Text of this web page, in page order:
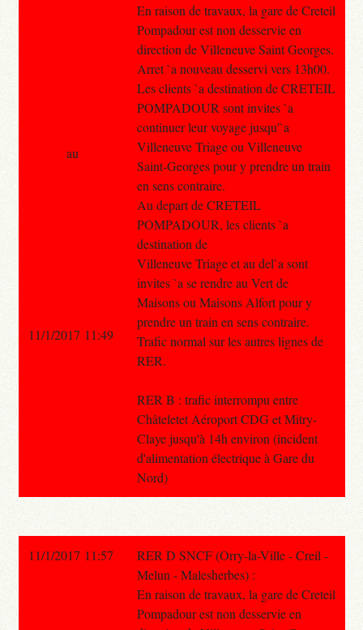
En raison de travaux, la gare de Creteil
Pompadour est non desservie en
direction de Villeneuve Saint Georges.
Arret `a nouveau desservi vers 13h00.
Les clients `a destination de CRETEIL
POMPADOUR sont invites `a
continuer leur voyage jusqu'`a
Villeneuve Triage ou Villeneuve
Saint-Georges pour y prendre un train
en sens contraire.
Au depart de CRETEIL
POMPADOUR, les clients `a
destination de
Villeneuve Triage et au del`a sont
invites `a se rendre au Vert de
Maisons ou Maisons Alfort pour y
prendre un train en sens contraire.
Trafic normal sur les autres lignes de
RER.
RER B : trafic interrompu entre
Châteletet Aéroport CDG et Mitry-
Claye jusqu'à 14h environ (incident
d'alimentation électrique à Gare du
Nord)
au
11/1/2017 11:49
11/1/2017 11:57
RER D SNCF (Orry-la-Ville - Creil -
Melun - Malesherbes) :
En raison de travaux, la gare de Creteil
Pompadour est non desservie en